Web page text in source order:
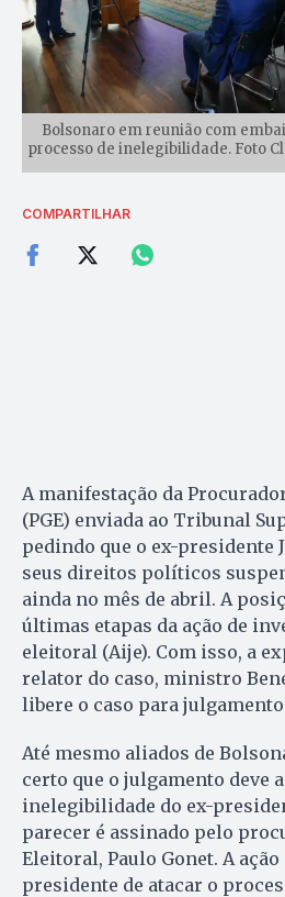
Bolsonaro em reunião com
processo de inelegibilidade. Foto
COMPARTILHAR
A manifestação da
(PGE) enviada ao Tribunal
pedindo que o ex-presidente
seus direitos políticos
ainda no mês de abril. A
últimas etapas da ação de
eleitoral (Aije). Com isso, a
relator do caso, ministro
libere o caso para
Até mesmo aliados de
certo que o julgamento deve
inelegibilidade do ex-
parecer é assinado pelo
Eleitoral, Paulo Gonet. A ação
presidente de atacar o